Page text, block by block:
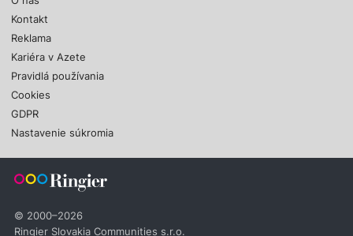
Kontakt
Reklama
Kariéra v Azete
Pravidlá používania
Cookies
GDPR
Nastavenie súkromia
© 2000–2026
Ringier Slovakia Communities s.r.o.